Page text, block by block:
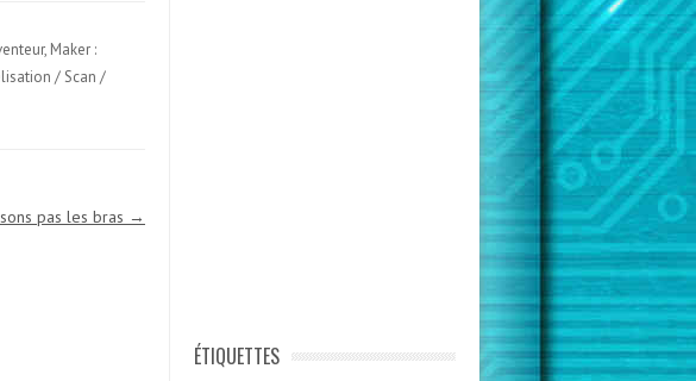
Maker :
/ Scan /
pas les bras →
ÉTIQUETTES